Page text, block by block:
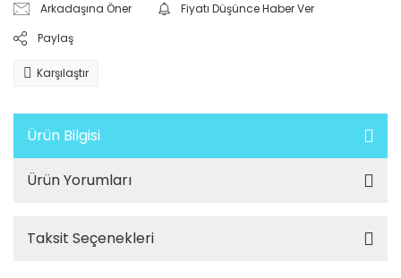
Arkadaşına Öner
Fiyatı Düşünce Haber Ver
Paylaş
Karşılaştır
Ürün Bilgisi
Ürün Yorumları
Taksit Seçenekleri